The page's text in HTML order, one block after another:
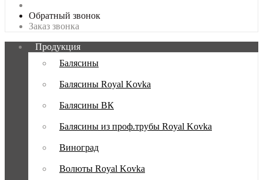
Обратный звонок
Заказ звонка
Продукция
Балясины
Балясины Royal Kovka
Балясины ВК
Балясины из проф.трубы Royal Kovka
Виноград
Волюты Royal Kovka